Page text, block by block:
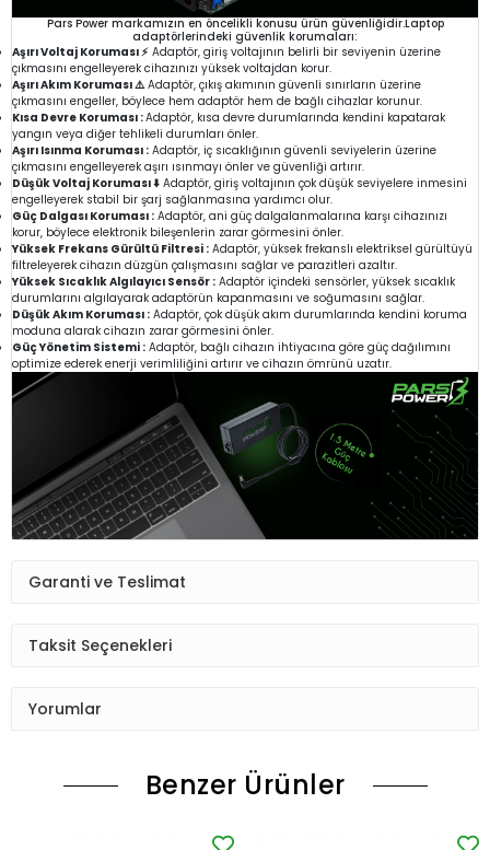
Pars Power markamızın en öncelikli konusu ürün güvenliğidir.Laptop
adaptörlerindeki güvenlik korumaları:
Aşırı Voltaj Koruması ⚡ Adaptör, giriş voltajının belirli bir seviyenin üzerine
çıkmasını engelleyerek cihazınızı yüksek voltajdan korur.
Aşırı Akım Koruması ⚠️Adaptör, çıkış akımının güvenli sınırların üzerine
çıkmasını engeller, böylece hem adaptör hem de bağlı cihazlar korunur.
Kısa Devre Koruması :Adaptör, kısa devre durumlarında kendini kapatarak
yangın veya diğer tehlikeli durumları önler.
Aşırı Isınma Koruması : Adaptör, iç sıcaklığının güvenli seviyelerin üzerine
çıkmasını engelleyerek aşırı ısınmayı önler ve güvenliği artırır.
Düşük Voltaj Koruması ⬇️ Adaptör, giriş voltajının çok düşük seviyelere inmesini
engelleyerek stabil bir şarj sağlanmasına yardımcı olur.
Güç Dalgası Koruması : Adaptör, ani güç dalgalanmalarına karşı cihazınızı
korur, böylece elektronik bileşenlerin zarar görmesini önler.
Yüksek Frekans Gürültü Filtresi : Adaptör, yüksek frekanslı elektriksel gürültüyü
filtreleyerek cihazın düzgün çalışmasını sağlar ve parazitleri azaltır.
Yüksek Sıcaklık Algılayıcı Sensör : Adaptör içindeki sensörler, yüksek sıcaklık
durumlarını algılayarak adaptörün kapanmasını ve soğumasını sağlar.
Düşük Akım Koruması : Adaptör, çok düşük akım durumlarında kendini koruma
moduna alarak cihazın zarar görmesini önler.
Güç Yönetim Sistemi : Adaptör, bağlı cihazın ihtiyacına göre güç dağılımını
optimize ederek enerji verimliliğini artırır ve cihazın ömrünü uzatır.
Garanti ve Teslimat
Taksit Seçenekleri
Yorumlar
Benzer Ürünler